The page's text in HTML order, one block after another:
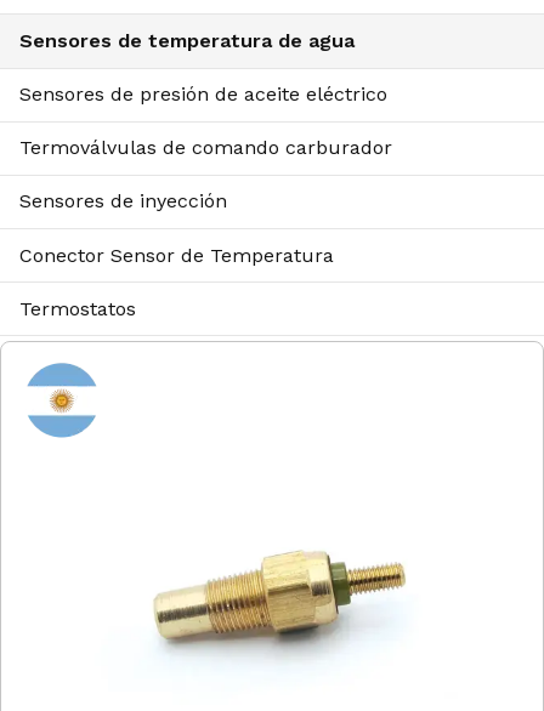
Sensores de temperatura de agua
Sensores de presión de aceite eléctrico
Termoválvulas de comando carburador
Sensores de inyección
Conector Sensor de Temperatura
Termostatos